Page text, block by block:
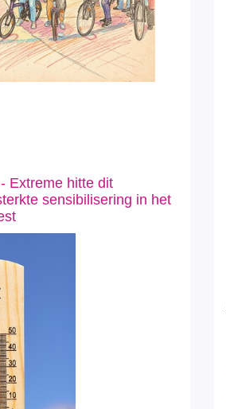
Extreme hitte dit
sensibilisering in het